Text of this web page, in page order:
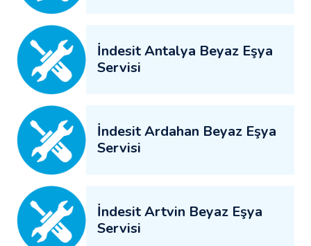
İndesit Antalya Beyaz Eşya
Servisi
İndesit Ardahan Beyaz Eşya
Servisi
İndesit Artvin Beyaz Eşya
Servisi